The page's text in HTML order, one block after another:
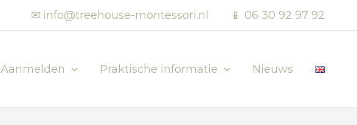
✉ info@treehouse-montessori.nl 📱 06 30 92 97 92
Aanmelden Praktische informatie Nieuws